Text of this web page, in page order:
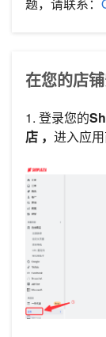
题，请联系：
在您的店
1. 登录您的
店 ， 进入应